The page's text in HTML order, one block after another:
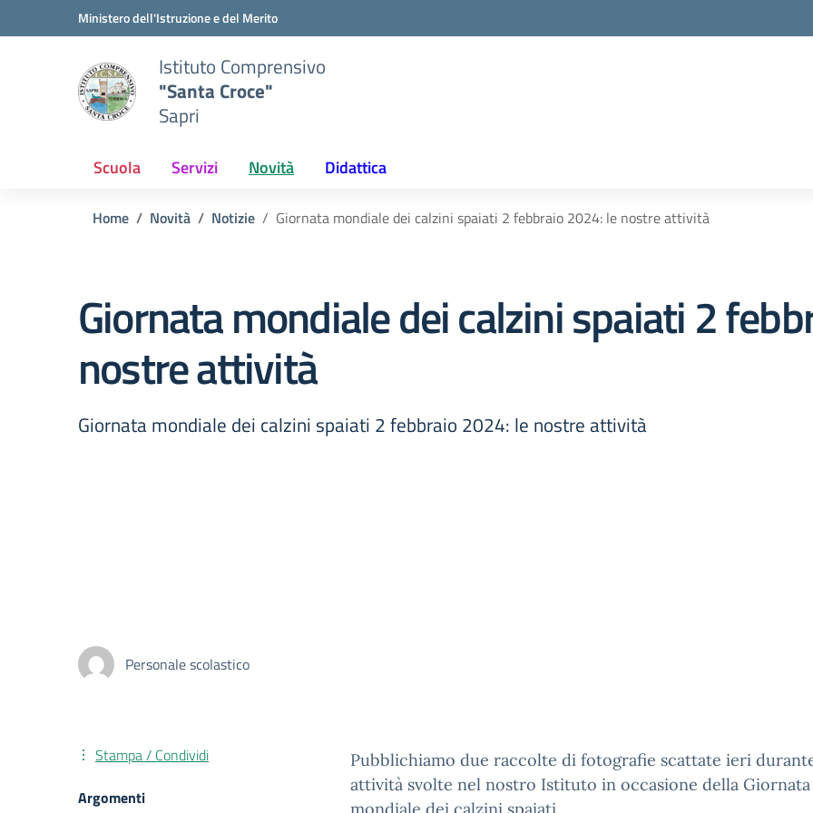
Vai ai contenuti
Vai al menu di navigazioneMinistero dell'Istruzione e del Merito
Istituto Comprensivo
"Santa Croce"
Sapri
Scuola Servizi Novità Didattica
Home Novità Notizie Giornata mondiale dei calzini spaiati 2 febbraio 2024: le nostre attività
Giornata mondiale dei calzini spaiati 2
nostre attività
Giornata mondiale dei calzini spaiati 2 febbraio 2024: le nostre attività
Personale scolastico
Pubblichiamo due raccolte di fotografie scattate ieri
attività svolte nel nostro Istituto in occasione della Giornata
Stampa / Condividi
Argomenti